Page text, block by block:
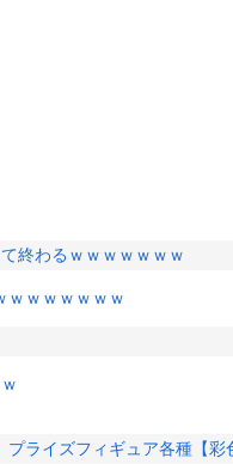
終わるｗｗｗｗｗｗｗ
ｗｗｗｗｗｗｗ
ライズフィギュア各種【彩